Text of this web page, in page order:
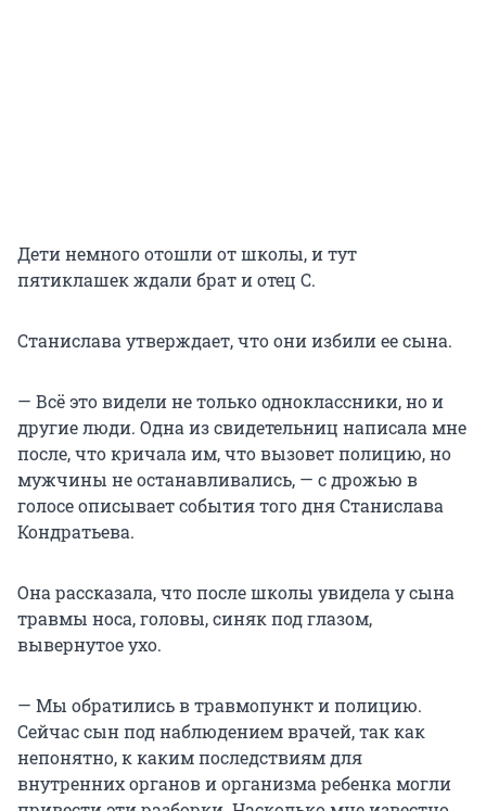
Дети немного отошли от школы, и тут
пятиклашек ждали брат и отец С.
Станислава утверждает, что они избили ее сына.
— Всё это видели не только одноклассники, но и
другие люди. Одна из свидетельниц написала мне
после, что кричала им, что вызовет полицию, но
мужчины не останавливались, — с дрожью в
голосе описывает события того дня Станислава
Кондратьева.
Она рассказала, что после школы увидела у сына
травмы носа, головы, синяк под глазом,
вывернутое ухо.
— Мы обратились в травмопункт и полицию.
Сейчас сын под наблюдением врачей, так как
непонятно, к каким последствиям для
внутренних органов и организма ребенка могли